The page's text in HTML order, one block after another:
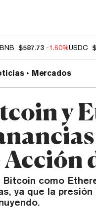
BNB $587.73 -1.60%USDC
Mercados
y
Acción
Bitcoin como
ya que la